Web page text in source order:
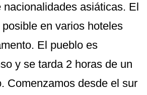
asiáticas. El
en varios hoteles
El pueblo es
y se tarda 2 horas de un
Comenzamos desde el sur